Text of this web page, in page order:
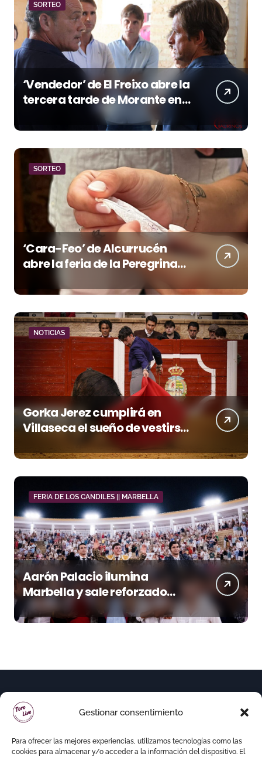
Gestionar consentimiento
Para ofrecer las mejores experiencias, utilizamos tecnologías como las
cookies para almacenar y/o acceder a la información del dispositivo. El
SORTEO
‘Vendedor’ de El Freixo abre la
tercera tarde de Morante en
la temporada portuense
SORTEO
‘Cara-Feo’ de Alcurrucén
abre la feria de la Peregrina
NOTICIAS
Gorka Jerez cumplirá en
Villaseca el sueño de vestirse
de luces ante los suyos
FERIA DE LOS CANDILES || MARBELLA
Aarón Palacio ilumina
Marbella y sale reforzado
junto a Manzanares y
Morante